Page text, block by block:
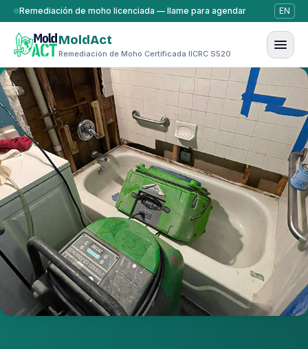
Saltar al contenido
Remediación de moho licenciada — llame para agendar EN
MoldAct
Remediación de Moho Certificada IICRC S520